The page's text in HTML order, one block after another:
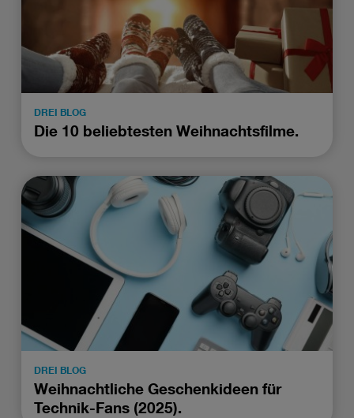
DREI BLOG
Die 10 beliebtesten Weihnachtsfilme.
DREI BLOG
Weihnachtliche Geschenkideen für
Technik-Fans (2025).